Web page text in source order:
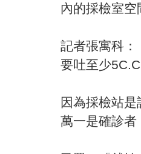
內的採檢室
記者張寓科：
要吐至少
因為採檢站
萬一是確診者